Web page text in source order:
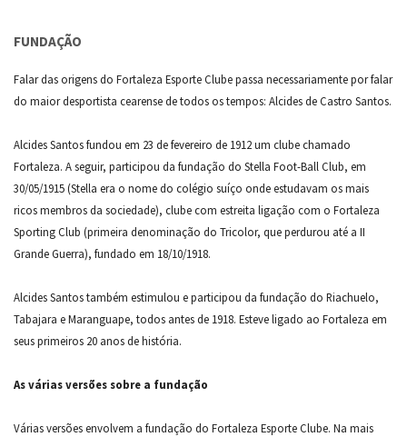
FUNDAÇÃO
Falar das origens do Fortaleza Esporte Clube passa necessariamente por falar
do maior desportista cearense de todos os tempos: Alcides de Castro Santos.
Alcides Santos fundou em 23 de fevereiro de 1912 um clube chamado
Fortaleza. A seguir, participou da fundação do Stella Foot-Ball Club, em
30/05/1915 (Stella era o nome do colégio suíço onde estudavam os mais
ricos membros da sociedade), clube com estreita ligação com o Fortaleza
Sporting Club (primeira denominação do Tricolor, que perdurou até a II
Grande Guerra), fundado em 18/10/1918.
Alcides Santos também estimulou e participou da fundação do Riachuelo,
Tabajara e Maranguape, todos antes de 1918. Esteve ligado ao Fortaleza em
seus primeiros 20 anos de história.
As várias versões sobre a fundação
Várias versões envolvem a fundação do Fortaleza Esporte Clube. Na mais